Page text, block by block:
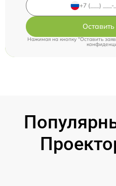
Нажимая на кнопку "Оставить